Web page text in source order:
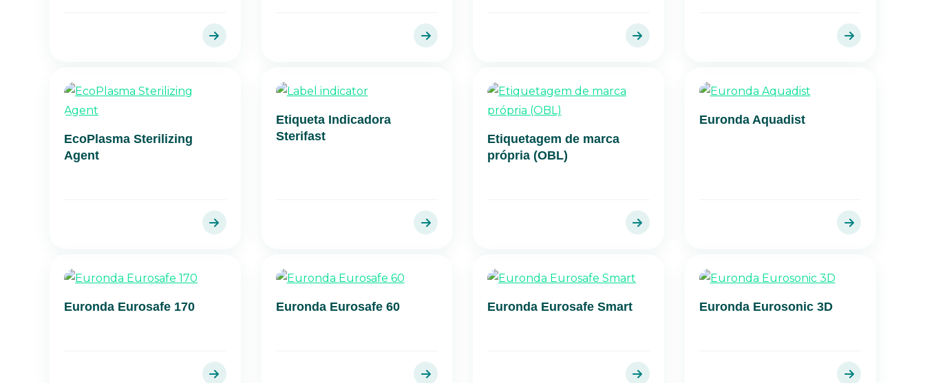
EcoPlasma Sterilizing
Agent
Etiqueta Indicadora
Sterifast
Etiquetagem de marca
própria (OBL)
Euronda Aquadist
Euronda Eurosafe 170 Euronda Eurosafe 60 Euronda Eurosafe Smart Euronda Eurosonic 3D